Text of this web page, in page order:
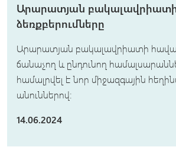
Արարատյան
ձեռքբերումները
Արարատյան բակալավրիատի
ճանաչող և ընդունող
համալրվել է նոր միջազգային
անուններով։
14.06.2024